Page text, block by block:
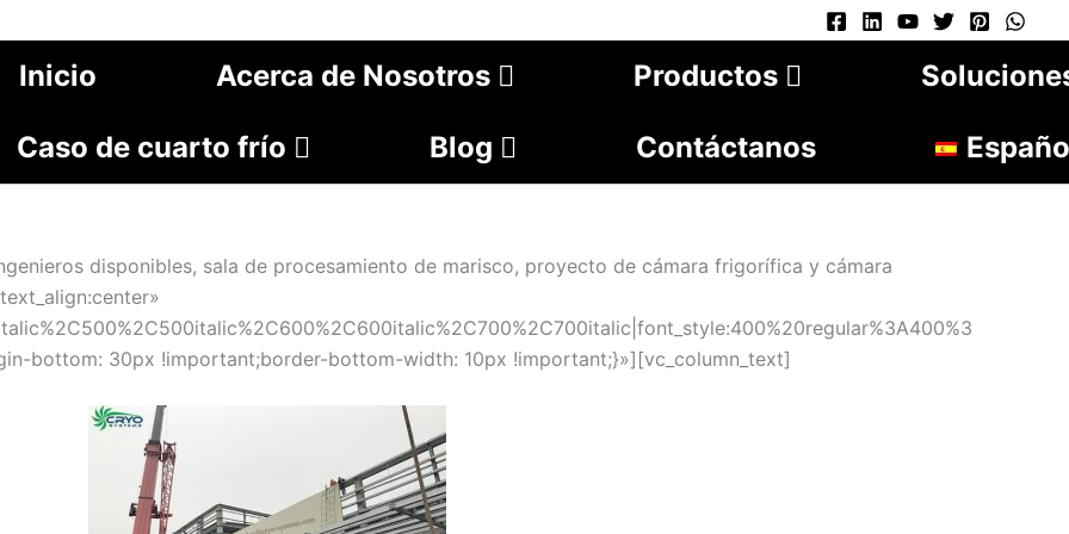
Inicio Acerca de Nosotros Productos
Caso de cuarto frío Blog Contáctanos
disponibles, sala de procesamiento de marisco, proyecto de cámara frigorífica y cámara
bottom: 30px !important;border-bottom-width: 10px !important;}»][vc_column_text]